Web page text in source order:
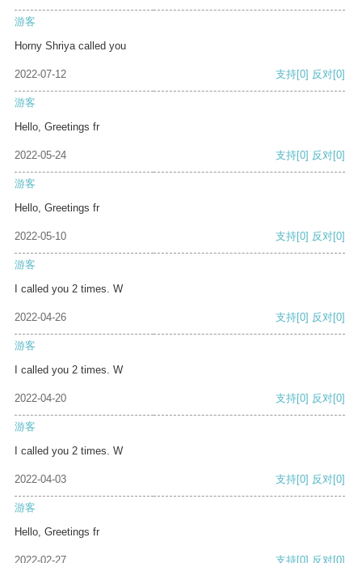
游客
Horny Shriya called you
2022-07-12 支持[0] 反对[0]
游客
Hello, Greetings fr
2022-05-24 支持[0] 反对[0]
游客
Hello, Greetings fr
2022-05-10 支持[0] 反对[0]
游客
I called you 2 times. W
2022-04-26 支持[0] 反对[0]
游客
I called you 2 times. W
2022-04-20 支持[0] 反对[0]
游客
I called you 2 times. W
2022-04-03 支持[0] 反对[0]
游客
Hello, Greetings fr
2022-02-27 支持[0] 反对[0]